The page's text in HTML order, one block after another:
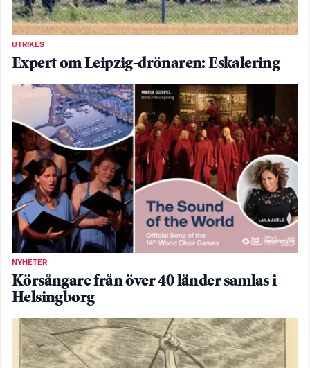
UTRIKES
Expert om Leipzig-drönaren: Eskalering
NYHETER
Körsångare från över 40 länder samlas i
Helsingborg